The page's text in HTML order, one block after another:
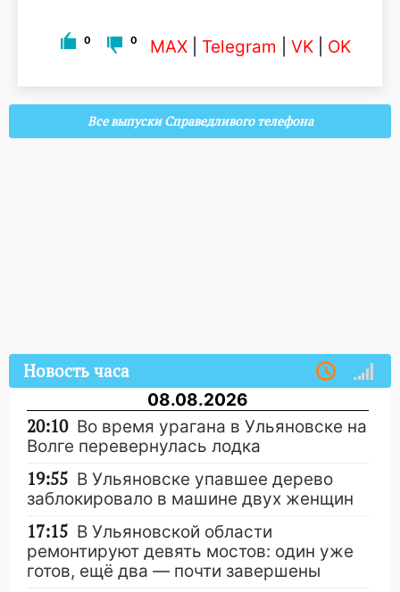
0 0 MAX Telegram VK OK
Все выпуски Справедливого телефона
Новость часа
08.08.2026
20:10 Во время урагана в Ульяновске на
Волге перевернулась лодка
19:55 В Ульяновске упавшее дерево
заблокировало в машине двух женщин
17:15 В Ульяновской области
ремонтируют девять мостов: один уже
готов, ещё два — почти завершены